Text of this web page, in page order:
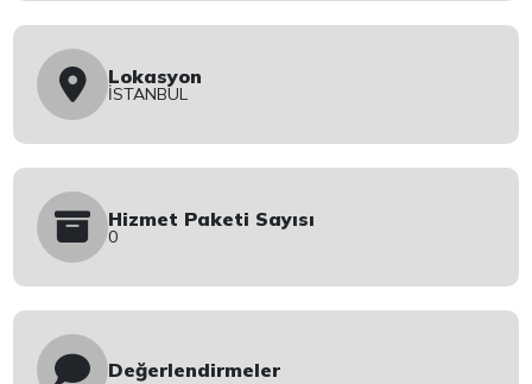
Lokasyon
İSTANBUL
Hizmet Paketi Sayısı
0
Değerlendirmeler